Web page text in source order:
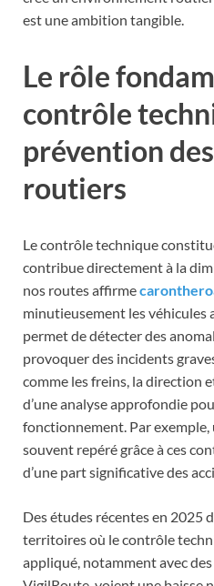
est une ambition tangible.
Le rôle
contrôle
prévention
routiers
Le contrôle technique
contribue directement à la
nos routes affirme
minutieusement les véhicules
permet de détecter des
provoquer des incidents
comme les freins, la direction
d’une analyse approfondie
fonctionnement. Par exemple,
souvent repéré grâce à ces
d’une part significative des
Des études récentes en 2025
territoires où le contrôle
appliqué, notamment avec